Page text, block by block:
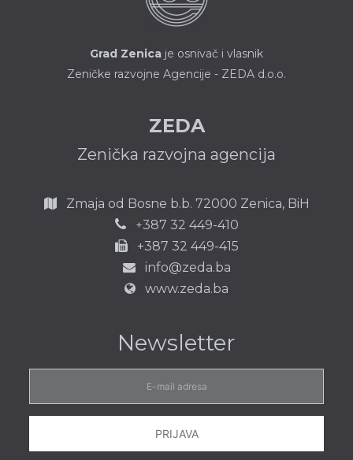
Grad Zenica je osnivač i vlasnik
Zeničke razvojne Agencije - ZEDA d.o.o.
ZEDA
Zenička razvojna agencija
Zmaja od Bosne b.b. 72000 Zenica, BiH
+387 32 449-410
+387 32 449-415
info@zeda.ba
www.zeda.ba
Newsletter
adresa
PRIJAVA